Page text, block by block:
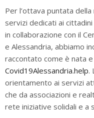
Per l’ottava puntata
servizi dedicati ai
in collaborazione con il
e Alessandria, abbiamo
raccontato come è nata
Covid19Alessandria.help.
orientamento ai servizi
che da associazioni e
rete iniziative solidali e a